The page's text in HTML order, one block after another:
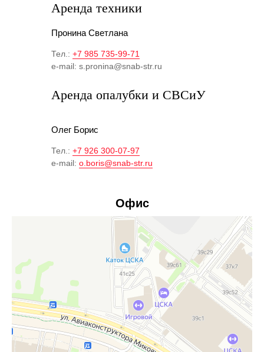
Аренда техники
Пронина Светлана
Тел.: +7 985 735-99-71
e-mail: s.pronina@snab-str.ru
Аренда опалубки и СВСиУ
Олег Борис
Тел.: +7 926 300-07-97
e-mail: o.boris@snab-str.ru
Офис